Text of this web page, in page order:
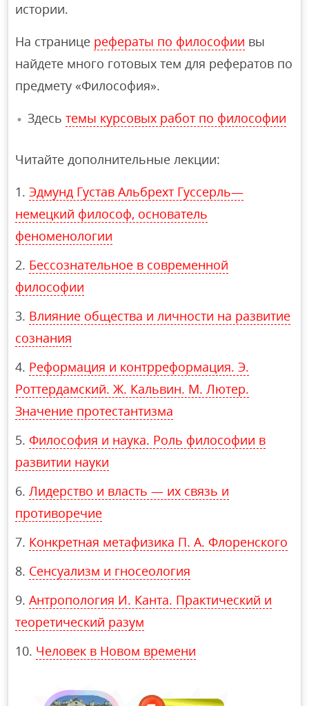
истории.
На странице рефераты по философии вы
найдете много готовых тем для рефератов по
предмету «Философия».
Здесьтемы курсовых работ по философии
Читайте дополнительные лекции:
Эдмунд Густав Альбрехт Гуссерль—
немецкий философ, основатель
феноменологии
Бессознательное в современной
философии
Влияние общества и личности на развитие
сознания
Реформация и контрреформация. Э.
Роттердамский. Ж. Кальвин. М. Лютер.
Значение протестантизма
Философия и наука. Роль философии в
развитии науки
Лидерство и власть — их связь и
противоречие
Конкретная метафизика П. А. Флоренского
Сенсуализм и гносеология
Антропология И. Канта. Практический и
теоретический разум
Человек в Новом времени